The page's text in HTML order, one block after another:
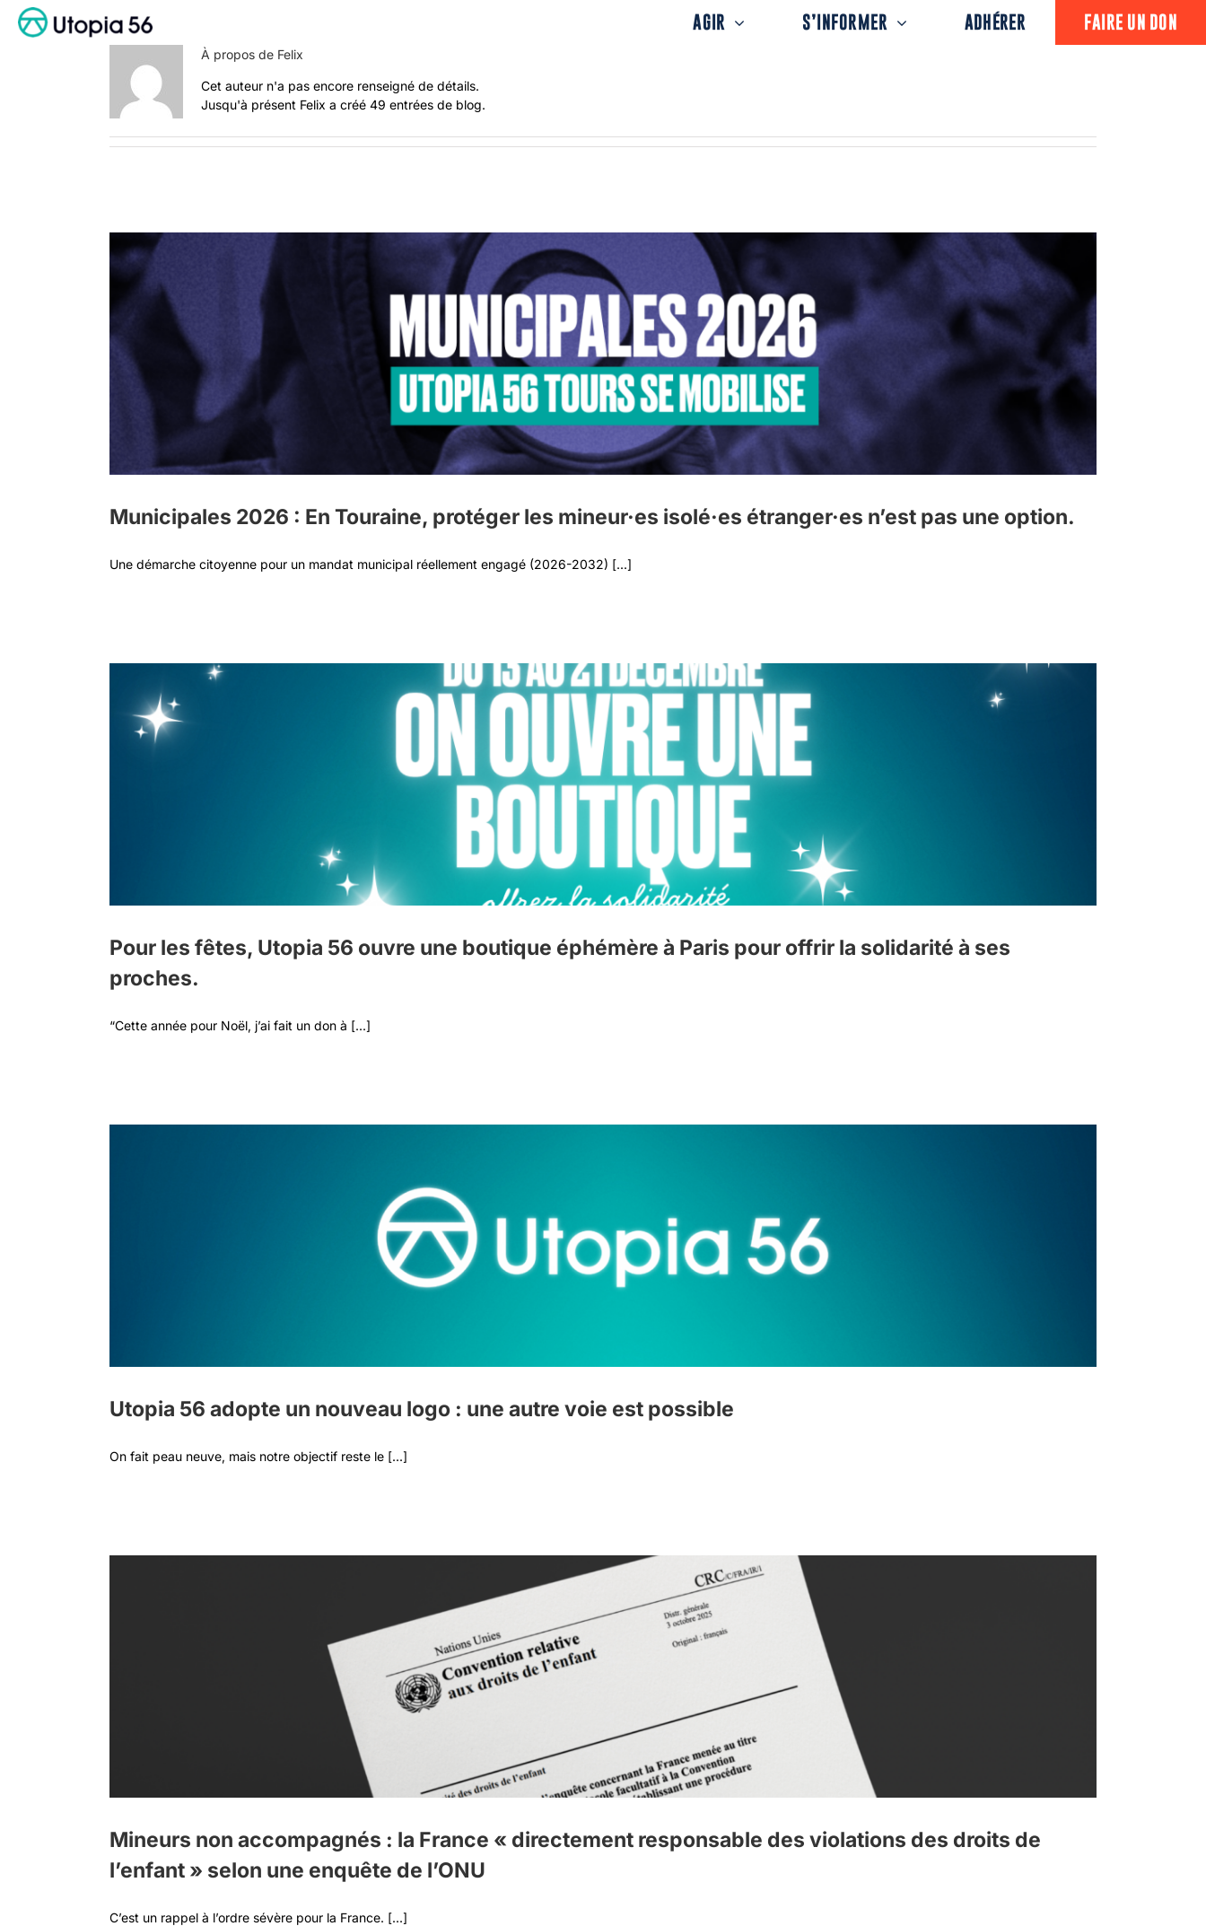
Passer
AGIR S’INFORMER ADHÉRER FAIRE UN DON
À propos de Felix
Cet auteur n'a pas encore renseigné de détails.
Jusqu'à présent Felix a créé 49 entrées de blog.
Municipales 2026 : En Touraine, protéger les mineur·es isolé·es étranger·es n’est pas une option.
Une démarche citoyenne pour un mandat municipal réellement engagé (2026-2032) [...]
Pour les fêtes, Utopia 56 ouvre une boutique éphémère à Paris pour offrir la solidarité à ses
proches.
“Cette année pour Noël, j’ai fait un don à [...]
Utopia 56 adopte un nouveau logo : une autre voie est possible
On fait peau neuve, mais notre objectif reste le [...]
Mineurs non accompagnés : la France « directement responsable des violations des droits de
l’enfant » selon une enquête de l’ONU
C’est un rappel à l’ordre sévère pour la France. [...]